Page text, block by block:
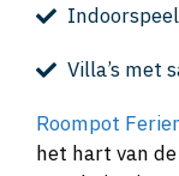
Villa’s met
Roompot
het hart van